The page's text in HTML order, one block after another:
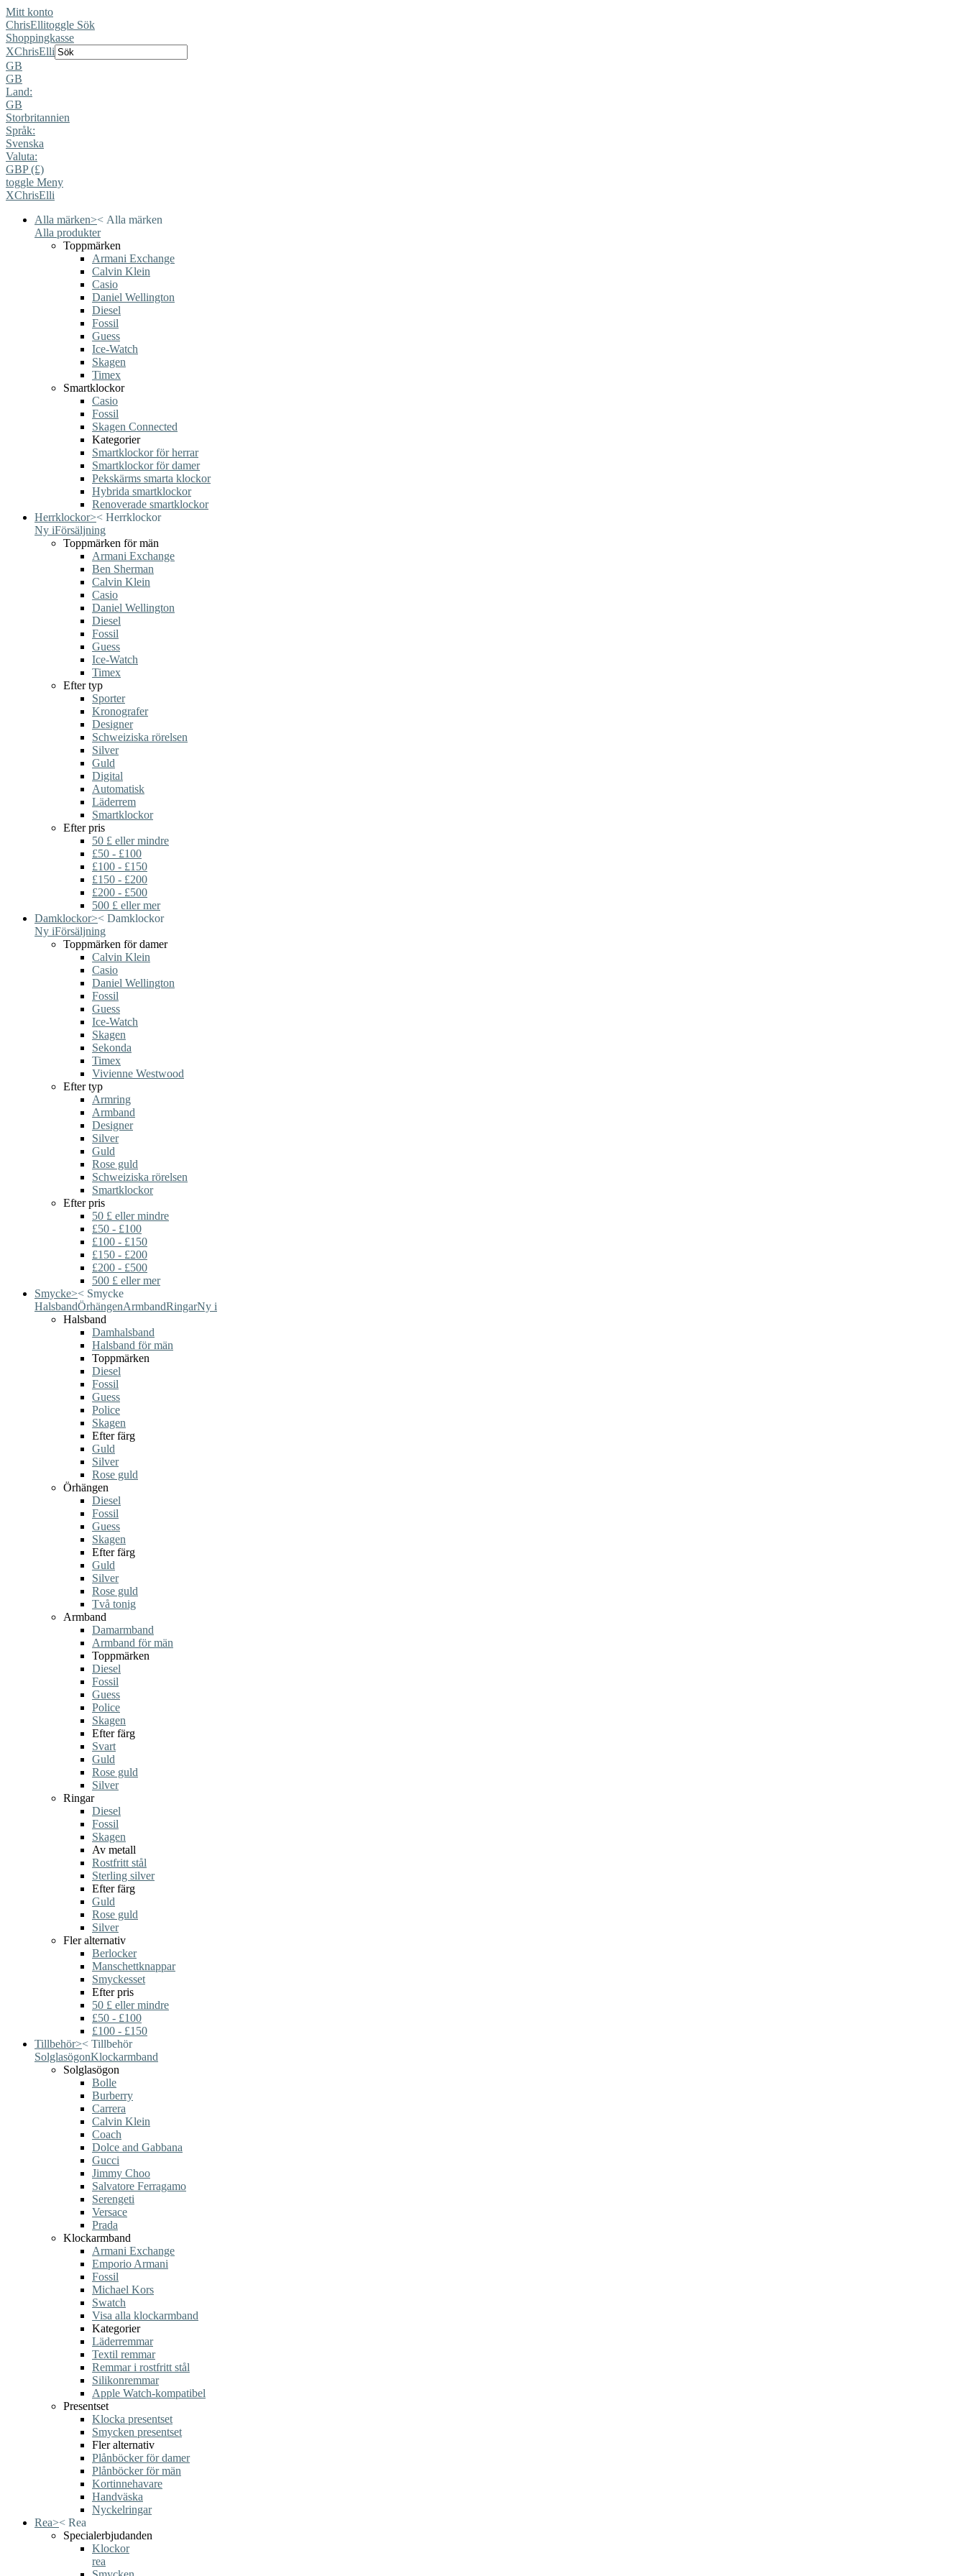
Mitt konto
ChrisEllitoggle Sök
Shoppingkasse
XChrisElli
GB
GB
Land:
GB
Storbritannien
Språk:
Svenska
Valuta:
GBP (£)
toggle Meny
XChrisElli
Alla märken>< Alla märken
Alla produkter
Toppmärken
Armani Exchange
Calvin Klein
Casio
Daniel Wellington
Diesel
Fossil
Guess
Ice-Watch
Skagen
Timex
Smartklockor
Casio
Fossil
Skagen Connected
Kategorier
Smartklockor för herrar
Smartklockor för damer
Pekskärms smarta klockor
Hybrida smartklockor
Renoverade smartklockor
Herrklockor>< Herrklockor
Ny iFörsäljning
Toppmärken för män
Armani Exchange
Ben Sherman
Calvin Klein
Casio
Daniel Wellington
Diesel
Fossil
Guess
Ice-Watch
Timex
Efter typ
Sporter
Kronografer
Designer
Schweiziska rörelsen
Silver
Guld
Digital
Automatisk
Läderrem
Smartklockor
Efter pris
50 £ eller mindre
£50 - £100
£100 - £150
£150 - £200
£200 - £500
500 £ eller mer
Damklockor>< Damklockor
Ny iFörsäljning
Toppmärken för damer
Calvin Klein
Casio
Daniel Wellington
Fossil
Guess
Ice-Watch
Skagen
Sekonda
Timex
Vivienne Westwood
Efter typ
Armring
Armband
Designer
Silver
Guld
Rose guld
Schweiziska rörelsen
Smartklockor
Efter pris
50 £ eller mindre
£50 - £100
£100 - £150
£150 - £200
£200 - £500
500 £ eller mer
Smycke>< Smycke
HalsbandÖrhängenArmbandRingarNy i
Halsband
Damhalsband
Halsband för män
Toppmärken
Diesel
Fossil
Guess
Police
Skagen
Efter färg
Guld
Silver
Rose guld
Örhängen
Diesel
Fossil
Guess
Skagen
Efter färg
Guld
Silver
Rose guld
Två tonig
Armband
Damarmband
Armband för män
Toppmärken
Diesel
Fossil
Guess
Police
Skagen
Efter färg
Svart
Guld
Rose guld
Silver
Ringar
Diesel
Fossil
Skagen
Av metall
Rostfritt stål
Sterling silver
Efter färg
Guld
Rose guld
Silver
Fler alternativ
Berlocker
Manschettknappar
Smyckesset
Efter pris
50 £ eller mindre
£50 - £100
£100 - £150
Tillbehör>< Tillbehör
SolglasögonKlockarmband
Solglasögon
Bolle
Burberry
Carrera
Calvin Klein
Coach
Dolce and Gabbana
Gucci
Jimmy Choo
Salvatore Ferragamo
Serengeti
Versace
Prada
Klockarmband
Armani Exchange
Emporio Armani
Fossil
Michael Kors
Swatch
Visa alla klockarmband
Kategorier
Läderremmar
Textil remmar
Remmar i rostfritt stål
Silikonremmar
Apple Watch-kompatibel
Presentset
Klocka presentset
Smycken presentset
Fler alternativ
Plånböcker för damer
Plånböcker för män
Kortinnehavare
Handväska
Nyckelringar
Rea>< Rea
Specialerbjudanden
Klockor
rea